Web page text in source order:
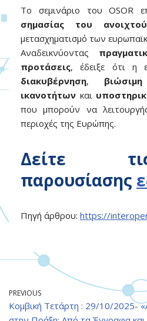
Το σεμινάριο του OSOR
σημασίας του
μετασχηματισμό των
Αναδεικνύοντας
προτάσεις, έδειξε ότι η
διακυβέρνηση,
ικανοτήτων και
που μπορούν να
περιοχές της Ευρώπης.
Δείτε
παρουσίασης
Πηγή άρθρου: https://
PREVIOUS
Κομβική Τετάρτη : 29/10/2025-